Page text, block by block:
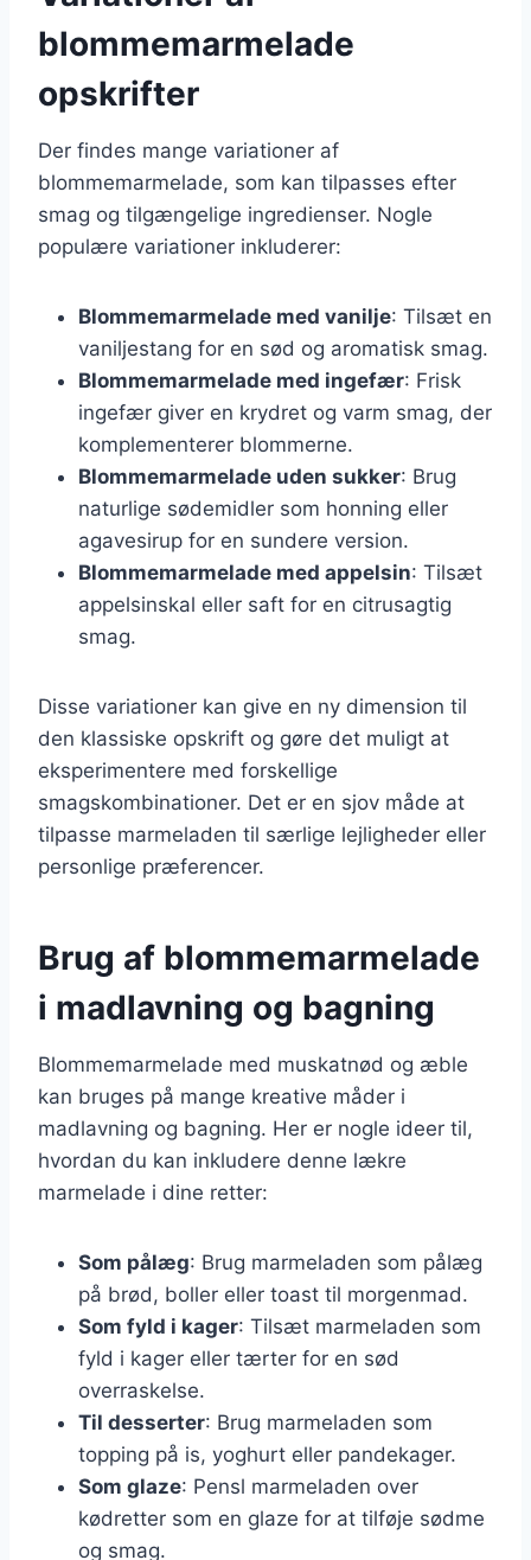
blommemarmelade
opskrifter
Der findes mange variationer af
blommemarmelade, som kan tilpasses efter
smag og tilgængelige ingredienser. Nogle
populære variationer inkluderer:
Blommemarmelade med vanilje: Tilsæt en
vaniljestang for en sød og aromatisk smag.
Blommemarmelade med ingefær: Frisk
ingefær giver en krydret og varm smag, der
komplementerer blommerne.
Blommemarmelade uden sukker: Brug
naturlige sødemidler som honning eller
agavesirup for en sundere version.
Blommemarmelade med appelsin: Tilsæt
appelsinskal eller saft for en citrusagtig
smag.
Disse variationer kan give en ny dimension til
den klassiske opskrift og gøre det muligt at
eksperimentere med forskellige
smagskombinationer. Det er en sjov måde at
tilpasse marmeladen til særlige lejligheder eller
personlige præferencer.
Brug af blommemarmelade
i madlavning og bagning
Blommemarmelade med muskatnød og æble
kan bruges på mange kreative måder i
madlavning og bagning. Her er nogle ideer til,
hvordan du kan inkludere denne lækre
marmelade i dine retter:
Som pålæg: Brug marmeladen som pålæg
på brød, boller eller toast til morgenmad.
Som fyld i kager: Tilsæt marmeladen som
fyld i kager eller tærter for en sød
overraskelse.
Til desserter: Brug marmeladen som
topping på is, yoghurt eller pandekager.
Som glaze: Pensl marmeladen over
kødretter som en glaze for at tilføje sødme
og smag.